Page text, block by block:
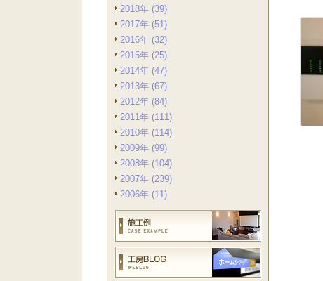
2018年 (39)
2017年 (51)
2016年 (32)
2015年 (25)
2014年 (47)
2013年 (67)
2012年 (84)
2011年 (111)
2010年 (114)
2009年 (99)
2008年 (104)
2007年 (239)
2006年 (11)